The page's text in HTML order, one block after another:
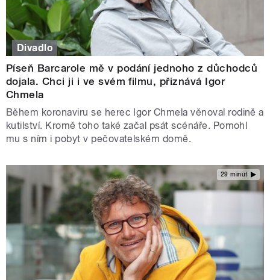
Divadlo
Píseň Barcarole mě v podání jednoho z důchodců
dojala. Chci ji i ve svém filmu, přiznává Igor
Chmela
Během koronaviru se herec Igor Chmela věnoval rodině a
kutilství. Kromě toho také začal psát scénáře. Pomohl
mu s ním i pobyt v pečovatelském domě.
29 minut